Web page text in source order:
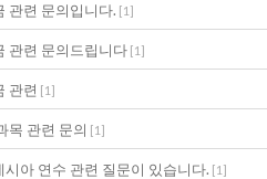
관련 문의입니다. [1 ]
관련 문의드립니다 [1 ]
관련 [1 ]
목 관련 문의 [1 ]
시아 연수 관련 질문이 있습니다. [1 ]